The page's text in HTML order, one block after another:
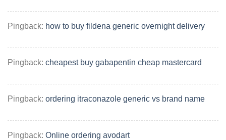
Pingback: how to buy fildena generic overnight delivery
Pingback: cheapest buy gabapentin cheap mastercard
Pingback: ordering itraconazole generic vs brand name
Pingback: Online ordering avodart